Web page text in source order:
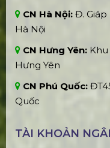
CN Hà Nội: Đ. Giáp
Hà Nội
CN Hưng Yên:
Hưng Yên
CN Phú Quốc:
Quốc
TÀI KHOẢN